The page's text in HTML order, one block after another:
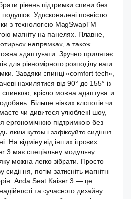
рівень підтримки спини без
Удосконалені повністю
з технологією MagSwapTM
магніту на панелях. Плавне,
напрямках, а також
адаптувати. Зручно прилягає
для рівномірного розподілу ваги
Завдяки спинці «comfort tech»,
нахилятися від 90° до 155° із
крісло можна адаптувати
Більше ніяких клопотів чи
чи дивитеся улюблені шоу,
ергономічною підтримкою без
яким кутом і зафіксуйте сидіння
На відміну від інших ігрових
3 має спеціальну модульну
можна легко зібрати. Просто
сидіння, потім затисніть магнітні
Anda Seat Kaiser 3 — це
та сучасного дизайну